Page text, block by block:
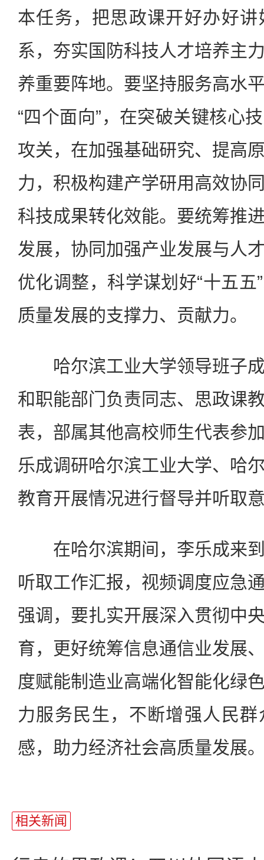
本任务，把思政课开好办好
系，夯实国防科技人才培养主
养重要阵地。要坚持服务高水
“四个面向”，在突破关键核心
攻关，在加强基础研究、提高
力，积极构建产学研用高效协
科技成果转化效能。要统筹推
发展，协同加强产业发展与人
优化调整，科学谋划好“十五五
质量发展的支撑力、贡献力。
哈尔滨工业大学领导班子成
和职能部门负责同志、思政课
表，部属其他高校师生代表参
乐成调研哈尔滨工业大学、哈
教育开展情况进行督导并听取
在哈尔滨期间，李乐成来到
听取工作汇报，视频调度应急
强调，要扎实开展深入贯彻中
育，更好统筹信息通信业发展
度赋能制造业高端化智能化绿
力服务民生，不断增强人民
感，助力经济社会高质量发展
相关新闻